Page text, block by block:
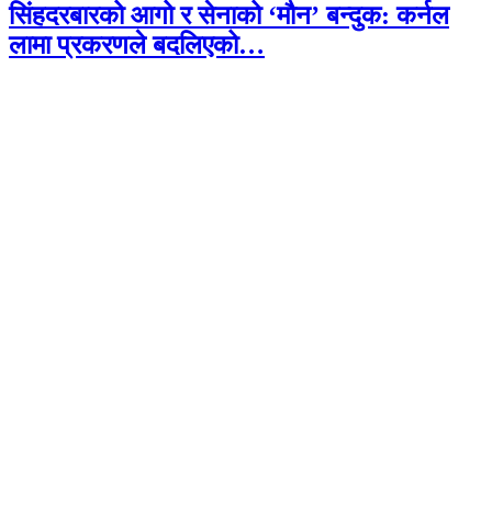
सिंहदरबारको आगो र सेनाको ‘मौन’ बन्दुक: कर्नल
लामा प्रकरणले बदलिएको…